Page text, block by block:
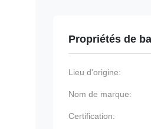
Propriétés de
Lieu d'origine:
Nom de marque:
Certification: